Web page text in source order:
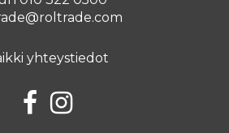
yhteystiedot
FacebookInstagram